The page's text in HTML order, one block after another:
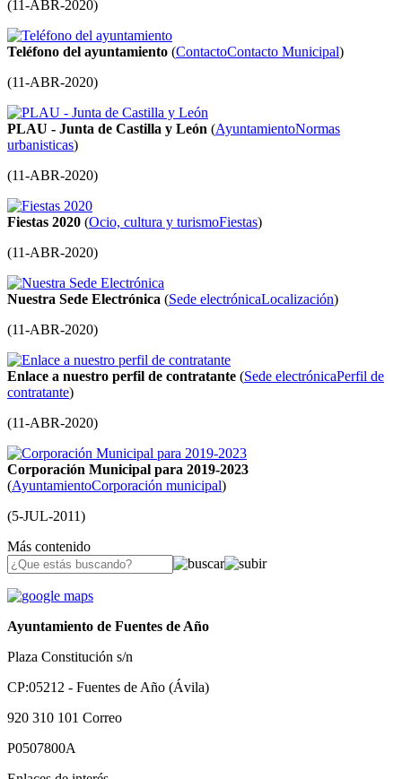
(11-ABR-2020)
Teléfono del ayuntamiento (ContactoContacto Municipal)
(11-ABR-2020)
PLAU - Junta de Castilla y León (AyuntamientoNormas
urbanisticas)
(11-ABR-2020)
Fiestas 2020 (Ocio, cultura y turismoFiestas)
(11-ABR-2020)
Nuestra Sede Electrónica (Sede electrónicaLocalización)
(11-ABR-2020)
Enlace a nuestro perfil de contratante (Sede electrónicaPerfil de
contratante)
(11-ABR-2020)
Corporación Municipal para 2019-2023
(AyuntamientoCorporación municipal)
(5-JUL-2011)
Más contenido
Ayuntamiento de Fuentes de Año
Plaza Constitución s/n
CP:05212 - Fuentes de Año (Ávila)
920 310 101 Correo
P0507800A